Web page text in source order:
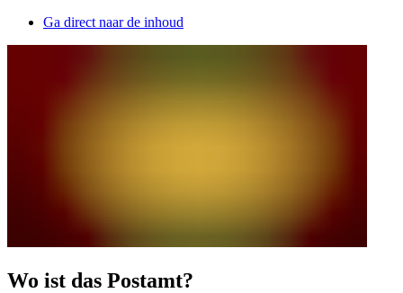
Ga direct naar de inhoud
Wo ist das Postamt?